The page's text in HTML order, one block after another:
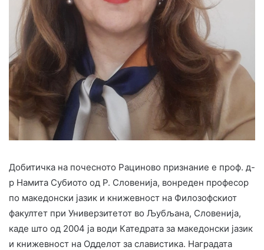
Добитичка на почесното Рациново признание е проф. д-
р Намита Субиото од Р. Словенија, вонреден професор
по македонски јазик и книжевност на Филозофскиот
факултет при Универзитетот во Љубљана, Словенија,
каде што од 2004 ја води Катедрата за македонски јазик
и книжевност на Одделот за славистика. Наградата